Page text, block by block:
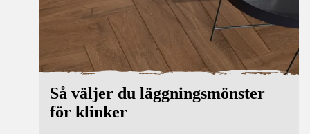
Så väljer du läggningsmönster
för klinker